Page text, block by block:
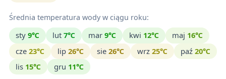
Średnia temperatura wody w ciągu roku:
sty 9℃ lut 7℃ mar 9℃ kwi 12℃ maj 16℃
cze 23℃ lip 26℃ sie 26℃ wrz 25℃ paź 20℃
lis 15℃ gru 11℃